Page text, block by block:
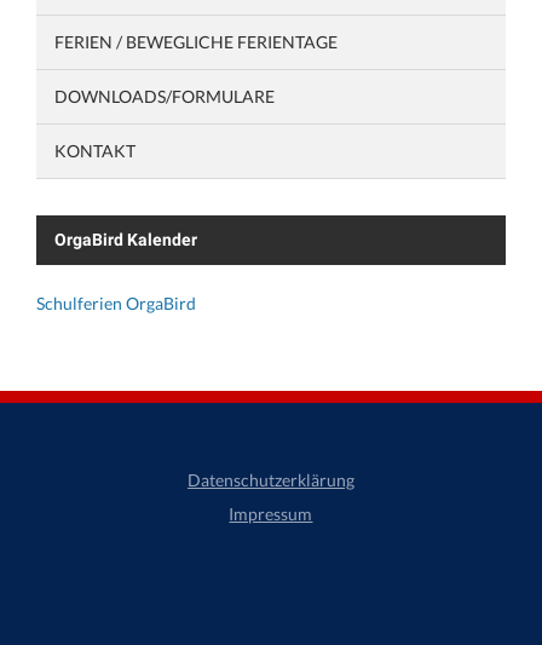
FERIEN / BEWEGLICHE FERIENTAGE
DOWNLOADS/FORMULARE
KONTAKT
OrgaBird Kalender
Schulferien OrgaBird
Datenschutzerklärung
Impressum